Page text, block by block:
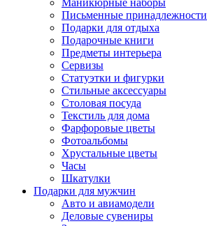
Маникюрные наборы
Письменные принадлежности
Подарки для отдыха
Подарочные книги
Предметы интерьера
Сервизы
Статуэтки и фигурки
Стильные аксессуары
Столовая посуда
Текстиль для дома
Фарфоровые цветы
Фотоальбомы
Хрустальные цветы
Часы
Шкатулки
Подарки для мужчин
Авто и авиамодели
Деловые сувениры